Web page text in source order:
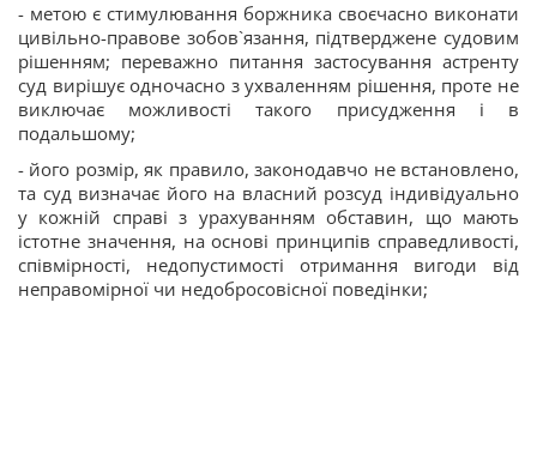
- метою є стимулювання боржника своєчасно виконати
цивільно-правове зобов`язання, підтверджене судовим
рішенням; переважно питання застосування астренту
суд вирішує одночасно з ухваленням рішення, проте не
виключає можливості такого присудження і в
подальшому;
- його розмір, як правило, законодавчо не встановлено,
та суд визначає його на власний розсуд індивідуально
у кожній справі з урахуванням обставин, що мають
істотне значення, на основі принципів справедливості,
співмірності, недопустимості отримання вигоди від
неправомірної чи недобросовісної поведінки;